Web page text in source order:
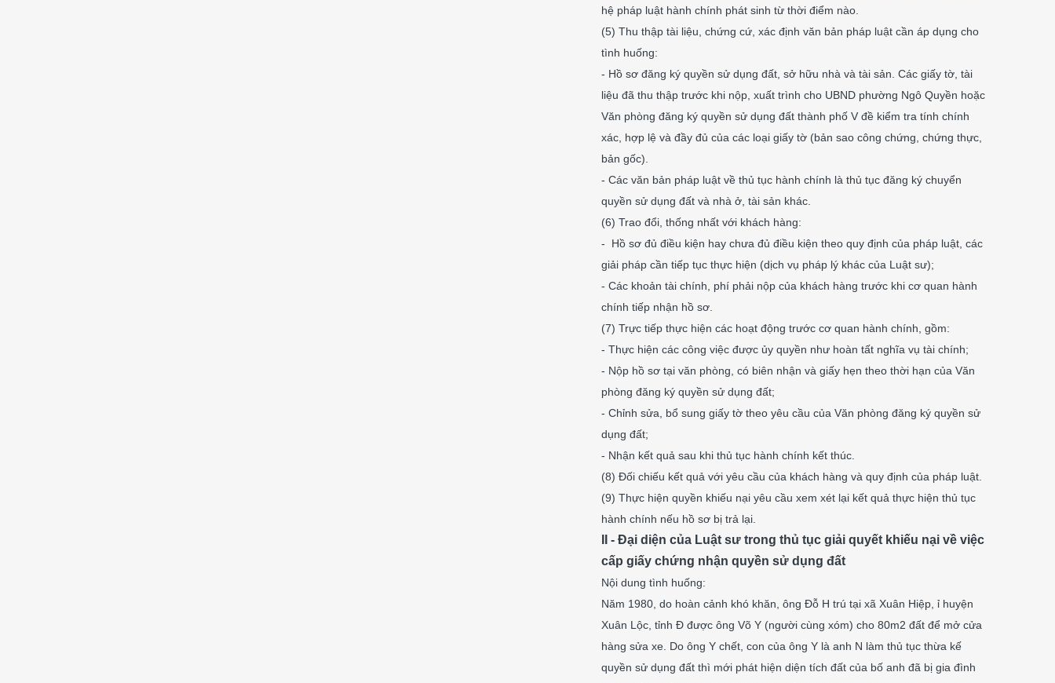
hệ pháp luật hành chính phát sinh từ thời điểm nào.
(5) Thu thập tài liệu, chứng cứ, xác định văn bản pháp luật cần áp dụng cho
tình huống:
- Hồ sơ đăng ký quyền sử dụng đất, sở hữu nhà và tài sản. Các giấy tờ, tài
liệu đã thu thập trước khi nộp, xuất trình cho UBND phường Ngô Quyền hoặc
Văn phòng đăng ký quyền sử dụng đất thành phố V đề kiểm tra tính chính
xác, hợp lệ và đầy đủ của các loại giấy tờ (bản sao công chứng, chứng thực,
bản gốc).
- Các văn bản pháp luật về thủ tục hành chính là thủ tục đăng ký chuyển
quyền sử dụng đất và nhà ở, tài sản khác.
(6) Trao đổi, thống nhất với khách hàng:
- Hồ sơ đủ điều kiện hay chưa đủ điều kiện theo quy định của pháp luật, các
giải pháp cần tiếp tục thực hiện (dịch vụ pháp lý khác của Luật sư);
- Các khoản tài chính, phí phải nộp của khách hàng trước khi cơ quan hành
chính tiếp nhận hồ sơ.
(7) Trực tiếp thực hiện các hoạt động trước cơ quan hành chính, gồm:
- Thực hiện các công việc được ủy quyền như hoàn tất nghĩa vụ tài chính;
- Nộp hồ sơ tại văn phòng, có biên nhận và giấy hẹn theo thời hạn của Văn
phòng đăng ký quyền sử dụng đất;
- Chỉnh sửa, bổ sung giấy tờ theo yêu cầu của Văn phòng đăng ký quyền sử
dụng đất;
- Nhận kết quả sau khi thủ tục hành chính kết thúc.
(8) Đối chiếu kết quả với yêu cầu của khách hàng và quy định của pháp luật.
(9) Thực hiện quyền khiếu nại yêu cầu xem xét lại kết quả thực hiện thủ tục
hành chính nếu hồ sơ bị trả lại.
II - Đại diện của Luật sư trong thủ tục giải quyết khiếu nại về việc
cấp giấy chứng nhận quyền sử dụng đất
Nội dung tình huống:
Năm 1980, do hoàn cảnh khó khăn, ông Đỗ H trú tại xã Xuân Hiệp, ỉ huyện
Xuân Lộc, tỉnh Đ được ông Võ Y (người cùng xóm) cho 80m2 đất để mở cửa
hàng sửa xe. Do ông Y chết, con của ông Y là anh N làm thủ tục thừa kế
quyền sử dụng đất thì mới phát hiện diện tích đất của bố anh đã bị gia đình